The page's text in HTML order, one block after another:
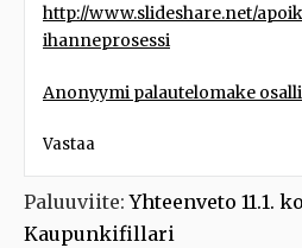
http://www.slideshare.net/
ihanneprosessi
Anonyymi palautelomake
Vastaa
Paluuviite:Yhteenveto 11.1.
Kaupunkifillari